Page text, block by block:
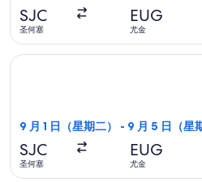
SJC
圣何塞
EUG
尤金
9 月 1 日（星期二） - 9 月 5 日（星
SJC
圣何塞
EUG
尤金
选择美國西南航空航班，9 月 1